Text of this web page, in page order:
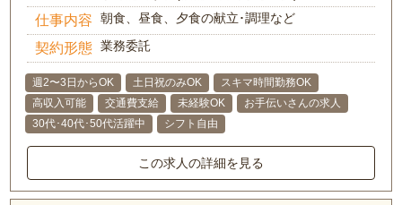
仕事内容 朝食、昼食、夕食の献立･調理など
契約形態 業務委託
週2〜3日からOK 土日祝のみOK
スキマ時間勤務OK
高収入可能
交通費支給 未経験OK
お手伝いさんの求人
30代･40代･50代活躍中
シフト自由
この求人の詳細を見る